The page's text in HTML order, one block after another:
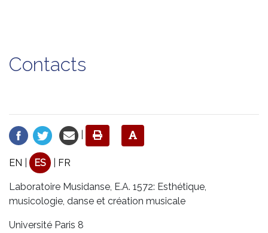
Contacts
EN ES FR
Laboratoire Musidanse, E.A. 1572: Esthétique,
musicologie, danse et création musicale
Université Paris 8